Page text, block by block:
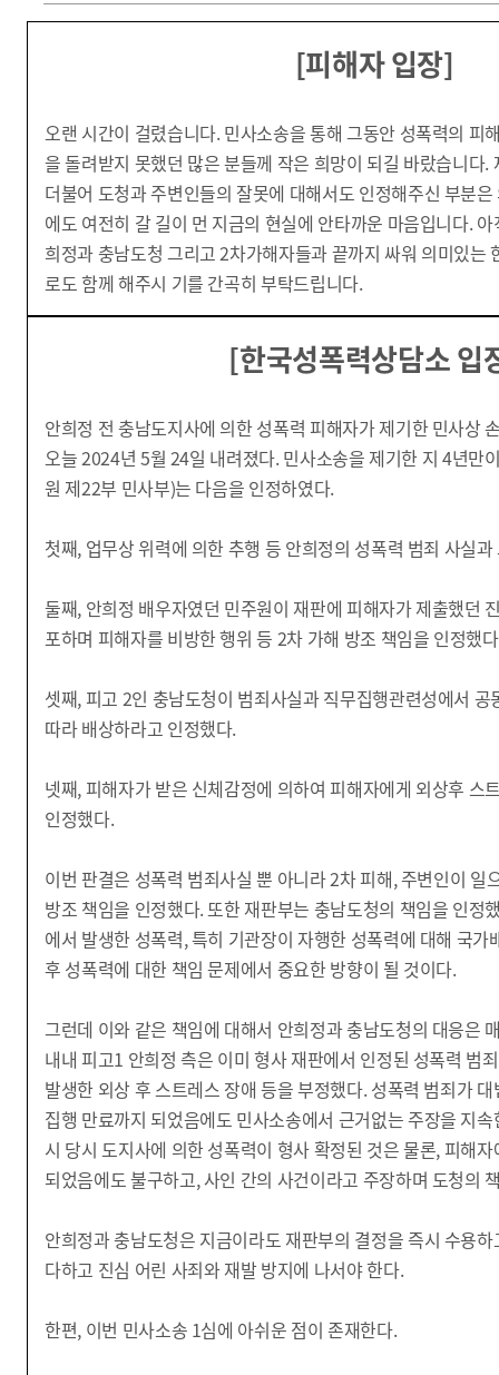
[피해자 입장]
오랜 시간이 걸렸습니다. 민사소송을 통해 그동안 성폭력의 피
을 돌려받지 못했던 많은 분들께 작은 희망이 되길 바랐습니다.
더불어 도청과 주변인들의 잘못에 대해서도 인정해주신 부분
에도 여전히 갈 길이 먼 지금의 현실에 안타까운 마음입니다.
희정과 충남도청 그리고 2차가해자들과 끝까지 싸워 의미있는
로도 함께 해주시 기를 간곡히 부탁드립니다.
[한국성폭력상담소
안희정 전 충남도지사에 의한 성폭력 피해자가 제기한 민사상
오늘 2024년 5월 24일 내려졌다. 민사소송을 제기한 지 4년만
원 제22부 민사부)는 다음을 인정하였다.
첫째, 업무상 위력에 의한 추행 등 안희정의 성폭력 범죄 사실
둘째, 안희정 배우자였던 민주원이 재판에 피해자가 제출했던
포하며 피해자를 비방한 행위 등 2차 가해 방조 책임을 인정했
셋째, 피고 2인 충남도청이 범죄사실과 직무집행관련성에서
따라 배상하라고 인정했다.
넷째, 피해자가 받은 신체감정에 의하여 피해자에게 외상후 스
인정했다.
이번 판결은 성폭력 범죄사실 뿐 아니라 2차 피해, 주변인이 일
방조 책임을 인정했다. 또한 재판부는 충남도청의 책임을 인정
에서 발생한 성폭력, 특히 기관장이 자행한 성폭력에 대해 국
후 성폭력에 대한 책임 문제에서 중요한 방향이 될 것이다.
그런데 이와 같은 책임에 대해서 안희정과 충남도청의 대응은
내내 피고1 안희정 측은 이미 형사 재판에서 인정된 성폭력 범
발생한 외상 후 스트레스 장애 등을 부정했다. 성폭력 범죄가
집행 만료까지 되었음에도 민사소송에서 근거없는 주장을 지
시 당시 도지사에 의한 성폭력이 형사 확정된 것은 물론, 피해
되었음에도 불구하고, 사인 간의 사건이라고 주장하며 도청의
안희정과 충남도청은 지금이라도 재판부의 결정을 즉시 수용
다하고 진심 어린 사죄와 재발 방지에 나서야 한다.
한편, 이번 민사소송 1심에 아쉬운 점이 존재한다.